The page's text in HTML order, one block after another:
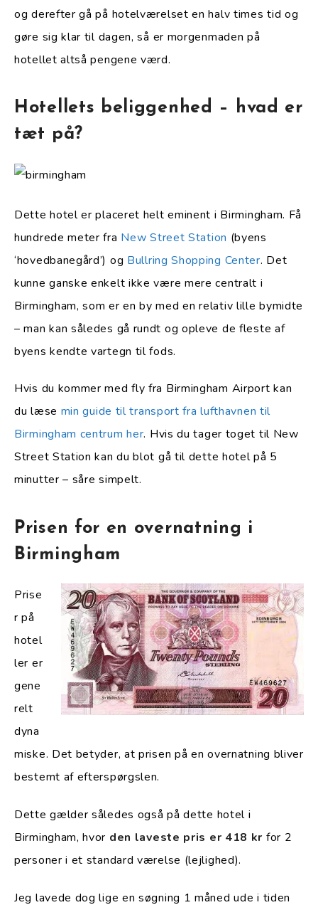
og derefter gå på hotelværelset en halv times tid og
gøre sig klar til dagen, så er morgenmaden på
hotellet altså pengene værd.
Hotellets beliggenhed – hvad er
tæt på?
Dette hotel er placeret helt eminent i Birmingham. Få
hundrede meter fra New Street Station (byens
‘hovedbanegård’) og Bullring Shopping Center. Det
kunne ganske enkelt ikke være mere centralt i
Birmingham, som er en by med en relativ lille bymidte
– man kan således gå rundt og opleve de fleste af
byens kendte vartegn til fods.
Hvis du kommer med fly fra Birmingham Airport kan
du læse min guide til transport fra lufthavnen til
Birmingham centrum her. Hvis du tager toget til New
Street Station kan du blot gå til dette hotel på 5
minutter – såre simpelt.
Prisen for en overnatning i
Birmingham
Prise
r på
hotel
ler er
gene
relt
dyna
miske. Det betyder, at prisen på en overnatning bliver
bestemt af efterspørgslen.
Dette gælder således også på dette hotel i
Birmingham, hvor den laveste pris er 418 kr for 2
personer i et standard værelse (lejlighed).
Jeg lavede dog lige en søgning 1 måned ude i tiden